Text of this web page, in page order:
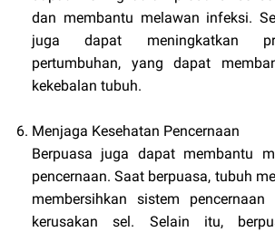
dan membantu melawan infeksi.
juga dapat meningkatkan
pertumbuhan, yang dapat
kekebalan tubuh.
Menjaga Kesehatan Pencernaan
Berpuasa juga dapat membantu
pencernaan. Saat berpuasa, tubuh
membersihkan sistem pencernaan
kerusakan sel. Selain itu,